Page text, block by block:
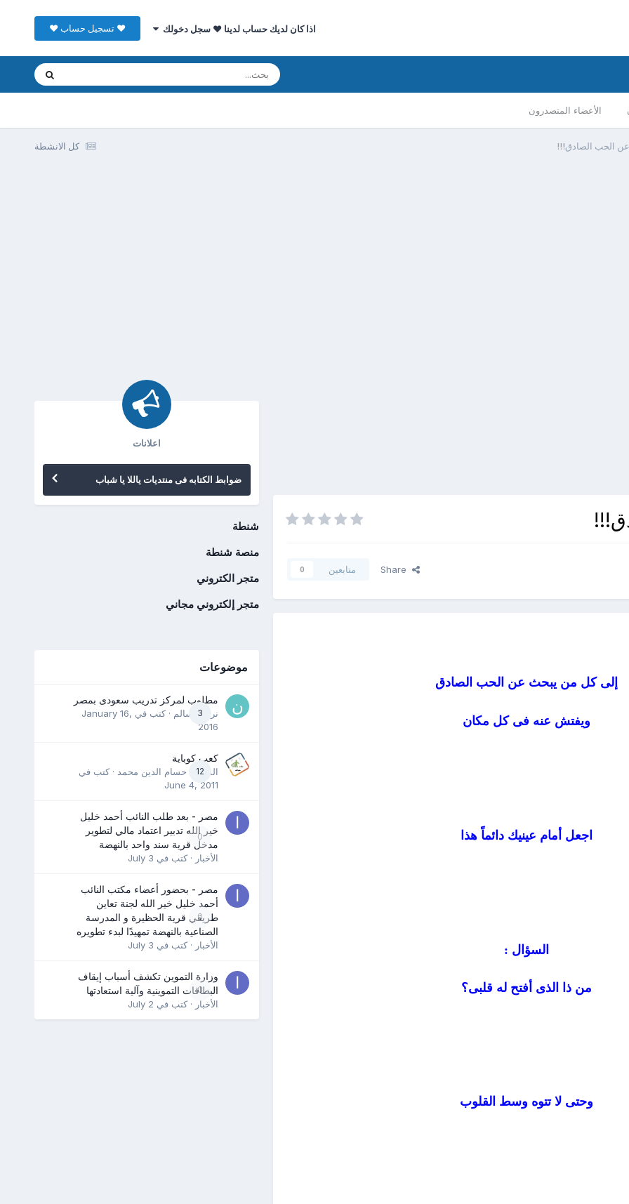
اذا كان لديك حساب لدينا ♥ سجل دخولك ♥ تسجيل حساب ♥
الأعضاء المتصدرون
كل الانشطة الحب الصادق!!!
Share متابعين 0
إلى كل من يبحث عن الحب الصادق
ويفتش عنه فى كل مكان
اجعل أمام عينيك دائماً هذا
السؤال :
من ذا الذى أفتح له قلبى؟
وحتى لا تتوه وسط القلوب
اعلانات
ضوابط الكتابه فى منتديات ياللا يا شباب
شنطة
منصة شنطة
متجر الكتروني
متجر إلكتروني مجاني
موضوعات
3
مطلوب لمركز تدريب سعودى بمصر
نرمين سالم · كتب في January 16,
2016
12
كعب كوباية
المدرب حسام الدين محمد · كتب في
June 4, 2011
0
مصر - بعد طلب النائب أحمد خليل
خير الله تدبير اعتماد مالي لتطوير
مدخل قرية سند واحد بالنهضة
الأخبار · كتب في July 3
0
مصر - بحضور أعضاء مكتب النائب
أحمد خليل خير الله لجنة تعاين
طريقي قرية الحظيرة و المدرسة
الصناعية بالنهضة تمهيدًا لبدء تطويره
الأخبار · كتب في July 3
0
وزارة التموين تكشف أسباب إيقاف
البطاقات التموينية وآلية استعادتها
الأخبار · كتب في July 2